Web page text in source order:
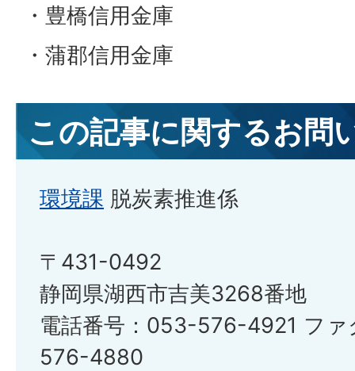
・豊橋信用金庫
・蒲郡信用金庫
この記事に関するお問
環境課 脱炭素推進係
〒431-0492
静岡県湖西市吉美3268番地
電話番号：053-576-4921 フ
576-4880